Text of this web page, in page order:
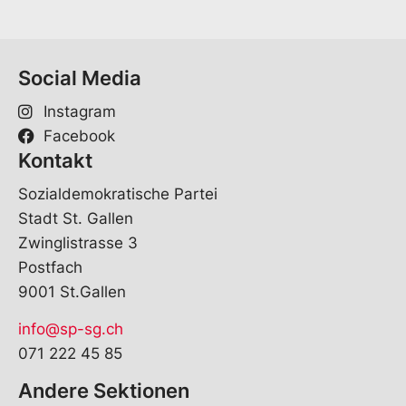
Social Media
Instagram
Facebook
Kontakt
Sozialdemokratische Partei
Stadt St. Gallen
Zwinglistrasse 3
Postfach
9001 St.Gallen
info@sp-sg.ch
071 222 45 85
Andere Sektionen